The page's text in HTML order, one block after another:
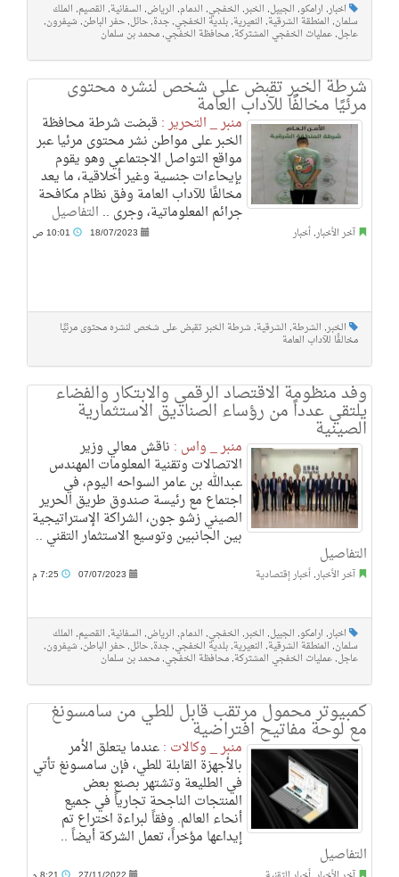
اخبار, ارامكو, الجبيل, الخبر, الخفجي, الدمام, الرياض, السفانية, القصيم, الملك
سلمان, المنطقة الشرقية, النعيرية, بلدية الخفجي, جدة, حائل, حفر الباطن, شيفرون,
عاجل, عمليات الخفجي المشتركة, محافظة الخفجي, محمد بن سلمان
شرطة الخبر تقبض على شخص لنشره محتوى
مرئيًا مخالفًا للآداب العامة
منبر _ التحرير : قبضت شرطة محافظة
الخبر على مواطن نشر محتوى مرئيا عبر
مواقع التواصل الاجتماعي وهو يقوم
بإيحاءات جنسية وغير أخلاقية، ما يعد
مخالفًا للآداب العامة وفق نظام مكافحة
جرائم المعلوماتية، وجرى .. التفاصيل
آخر الأخبار, أخبار 18/07/2023
الخبر, الشرطة, الشرقية, شرطة الخبر تقبض على شخص لنشره محتوى مرئيًا
مخالفًا للآداب العامة
وفد منظومة الاقتصاد الرقمي والابتكار والفضاء
يلتقي عدداً من رؤساء الصناديق الاستثمارية
الصينية
منبر _ واس : ناقش معالي وزير
الاتصالات وتقنية المعلومات المهندس
عبدالله بن عامر السواحه اليوم، في
اجتماع مع رئيسة صندوق طريق الحرير
الصيني زشو جون، الشراكة الإستراتيجية
بين الجانبين وتوسيع الاستثمار التقني ..
التفاصيل
آخر الأخبار, أخبار إقتصادية 07/07/2023
اخبار, ارامكو, الجبيل, الخبر, الخفجي, الدمام, الرياض, السفانية, القصيم, الملك
سلمان, المنطقة الشرقية, النعيرية, بلدية الخفجي, جدة, حائل, حفر الباطن, شيفرون,
عاجل, عمليات الخفجي المشتركة, محافظة الخفجي, محمد بن سلمان
كمبيوتر محمول مرتقب قابل للطي من سامسونغ
مع لوحة مفاتيح افتراضية
منبر _ وكالات :عندما يتعلق الأمر
بالأجهزة القابلة للطي، فإن سامسونغ تأتي
في الطليعة وتشتهر بصنع بعض
المنتجات الناجحة تجارياً في جميع
أنحاء العالم. وفقاً لبراءة اختراع تم
إيداعها مؤخراً، تعمل الشركة أيضاً ..
التفاصيل